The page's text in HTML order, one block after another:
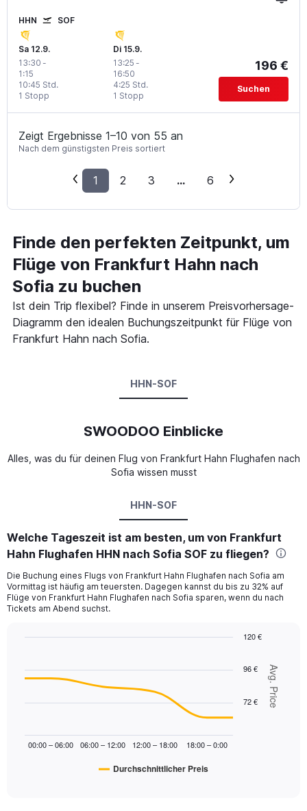
HHN SOF
Sa 12.9.
13:30 -
1:15
1 Stopp
10:45 Std.
Di 15.9.
13:25 -
16:50
1 Stopp
4:25 Std.
196 €
Suchen
Zeigt Ergebnisse 1–10 von 55 an
Nach dem günstigsten Preis sortiert
1 2 3 ... 6
Finde den perfekten Zeitpunkt, um
Flüge von Frankfurt Hahn nach
Sofia zu buchen
Ist dein Trip flexibel? Finde in unserem Preisvorhersage-
Diagramm den idealen Buchungszeitpunkt für Flüge von
Frankfurt Hahn nach Sofia.
HHN-SOF
SWOODOO Einblicke
Alles, was du für deinen Flug von Frankfurt Hahn Flughafen nach
Sofia wissen musst
HHN-SOF
Welche Tageszeit ist am besten, um von Frankfurt
Hahn Flughafen HHN nach Sofia SOF zu fliegen?
Die Buchung eines Flugs von Frankfurt Hahn Flughafen nach Sofia am
Vormittag ist häufig am teuersten. Dagegen kannst du bis zu 32% auf
Flüge von Frankfurt Hahn Flughafen nach Sofia sparen, wenn du nach
Tickets am Abend suchst.
with
points.
The
chart
Avg. Price
Durchschnittlicher Preis
00:00 – 06:00 06:00 – 12:00 12:00 – 18:00 18:00 – 0:00
72 €
96 €
120 €